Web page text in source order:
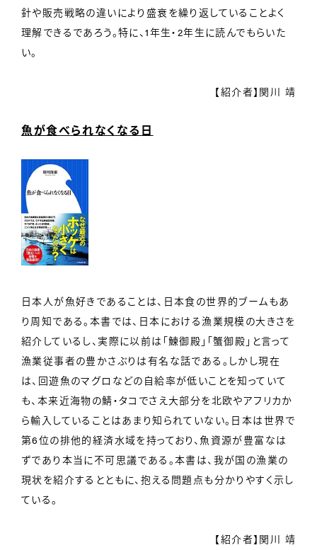
針や販売戦略の違いにより盛衰を繰り返していることよく
理解できるであろう。特に、1年生・2年生に読んでもらいた
い。
【紹介者】関川 靖
魚が食べられなくなる日
日本人が魚好きであることは、日本食の世界的ブームもあ
り周知である。本書では、日本における漁業規模の大きさを
紹介しているし、実際に以前は「鰊御殿」「蟹御殿」と言って
漁業従事者の豊かさぶりは有名な話である。しかし現在
は、回遊魚のマグロなどの自給率が低いことを知っていて
も、本来近海物の鯖・タコでさえ大部分を北欧やアフリカか
ら輸入していることはあまり知られていない。日本は世界で
第6位の排他的経済水域を持っており、魚資源が豊富なは
ずであり本当に不可思議である。本書は、我が国の漁業の
現状を紹介するとともに、抱える問題点も分かりやすく示し
ている。
【紹介者】関川 靖